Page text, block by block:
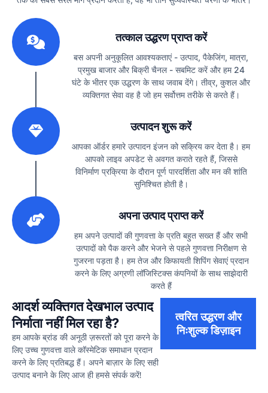
तत्काल उद्धरण प्राप्त करें
बस अपनी अनुकूलित आवश्यकताएं - उत्पाद, पैकेजिंग, मात्रा,
प्रमुख बाजार और बिक्री चैनल - सबमिट करें और हम 24
घंटे के भीतर एक उद्धरण के साथ जवाब देंगे। तीव्र, कुशल और
व्यक्तिगत सेवा वह है जो हम सर्वोत्तम तरीके से करते हैं।
उत्पादन शुरू करें
आपका ऑर्डर हमारे उत्पादन इंजन को सक्रिय कर देता है। हम
आपको लाइव अपडेट से अवगत कराते रहते हैं, जिससे
विनिर्माण प्रक्रिया के दौरान पूर्ण पारदर्शिता और मन की शांति
सुनिश्चित होती है।
अपना उत्पाद प्राप्त करें
हम अपने उत्पादों की गुणवत्ता के प्रति बहुत सख्त हैं और सभी
उत्पादों को पैक करने और भेजने से पहले गुणवत्ता निरीक्षण से
गुजरना पड़ता है। हम तेज और किफायती शिपिंग सेवाएं प्रदान
करने के लिए अग्रणी लॉजिस्टिक्स कंपनियों के साथ साझेदारी
करते हैं
आदर्श व्यक्तिगत देखभाल उत्पाद
निर्माता नहीं मिल रहा है?
हम आपके ब्रांड की अनूठी ज़रूरतों को पूरा करने के
लिए उच्च गुणवत्ता वाले कॉस्मेटिक समाधान प्रदान
करने के लिए प्रतिबद्ध हैं। अपने बाज़ार के लिए सही
उत्पाद बनाने के लिए आज ही हमसे संपर्क करें!
त्वरित उद्धरण और
निःशुल्क डिज़ाइन